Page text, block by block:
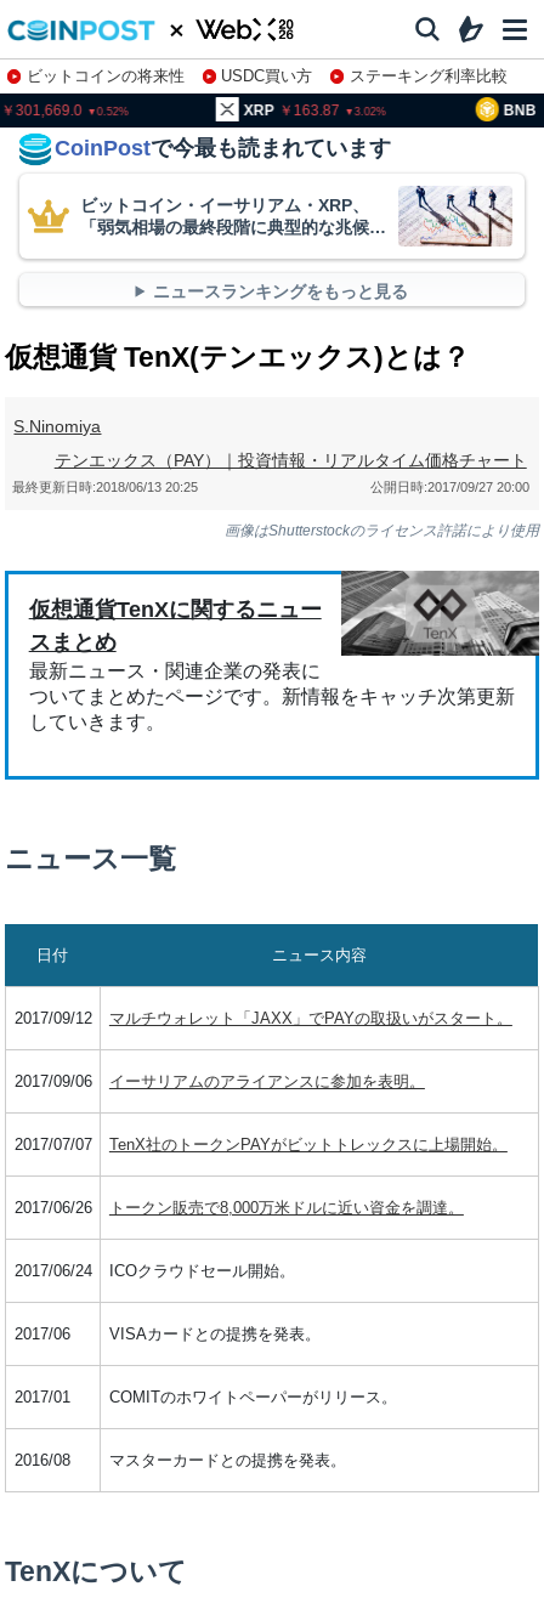
ビットコインの将来性 USDC買い方
ステーキング利率比較
株特集・関連銘柄
0.52 XRP 163.87 3.02 BNB
CoinPostで今最も読まれています
ビットコイン・イーサリアム・XRP、
「弱気相場の最終段階に典型的な兆候」
ニュースランキングをもっと見る
仮想通貨 TenX(テンエックス)とは？
S.Ninomiya
テンエックス（PAY）｜投資情報・リアルタイム価格チャート
公開日時:2017/09/27 20:00
最終更新日時:2018/06/13 20:25
画像はShutterstockのライセンス許諾により使用
仮想通貨TenXに関するニュー
スまとめ
最新ニュース・関連企業の発表に
ついてまとめたページです。新情報をキャッチ次第更新
していきます。
ニュース一覧
日付 ニュース内容
2017/09/12 マルチウォレット「JAXX」でPAYの取扱いがスタート。
2017/09/06 イーサリアムのアライアンスに参加を表明。
2017/07/07 TenX社のトークンPAYがビットトレックスに上場開始。
2017/06/26 トークン販売で8,000万米ドルに近い資金を調達。
2017/06/24 ICOクラウドセール開始。
2017/06 VISAカードとの提携を発表。
2017/01 COMITのホワイトペーパーがリリース。
2016/08 マスターカードとの提携を発表。
TenXについて